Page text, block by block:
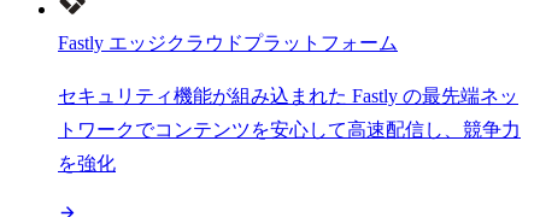
Fastly エッジクラウドプラットフォーム
セキュリティ機能が組み込まれた Fastly の最先端ネッ
トワークでコンテンツを安心して高速配信し、競争力
を強化